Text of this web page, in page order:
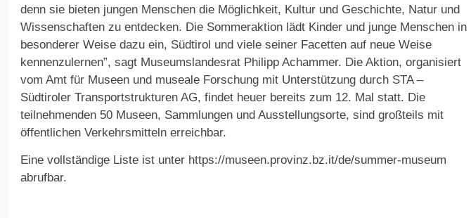
denn sie bieten jungen Menschen die Möglichkeit, Kultur und Geschichte, Natur und
Wissenschaften zu entdecken. Die Sommeraktion lädt Kinder und junge Menschen in
besonderer Weise dazu ein, Südtirol und viele seiner Facetten auf neue Weise
kennenzulernen”, sagt Museumslandesrat Philipp Achammer. Die Aktion, organisiert
vom Amt für Museen und museale Forschung mit Unterstützung durch STA –
Südtiroler Transportstrukturen AG, findet heuer bereits zum 12. Mal statt. Die
teilnehmenden 50 Museen, Sammlungen und Ausstellungsorte, sind großteils mit
öffentlichen Verkehrsmitteln erreichbar.
Eine vollständige Liste ist unter https://museen.provinz.bz.it/de/summer-museum
abrufbar.